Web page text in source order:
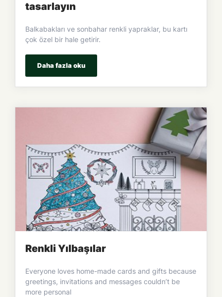
tasarlayın
Balkabakları ve sonbahar renkli yapraklar, bu kartı
çok özel bir hale getirir.
Daha fazla oku
Renkli Yılbaşılar
Everyone loves home-made cards and gifts because
greetings, invitations and messages couldn’t be
more personal